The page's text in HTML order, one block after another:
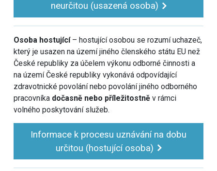
neurčitou (usazená osoba)
Osoba hostující– hostující osobou se rozumí uchazeč,
který je usazen na území jiného členského státu EU než
České republiky za účelem výkonu odborné činnosti a
na území České republiky vykonává odpovídající
zdravotnické povolání nebo povolání jiného odborného
pracovníka dočasně nebo příležitostněv rámci
volného poskytování služeb.
Informace k procesu uznávání na dobu
určitou (hostující osoba)